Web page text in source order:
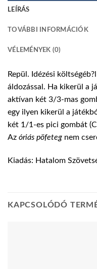
LEÍRÁS
TOVÁBBI INFORMÁCIÓK
VÉLEMÉNYEK (0)
Repül. Idézési
áldozással. Ha kikerül a
aktívan két 3/3-mas
egy ilyen kikerül a
két 1/1-es pici gombát
Az óriás pöfeteg nem
Kiadás: Hatalom
KAPCSOLÓDÓ